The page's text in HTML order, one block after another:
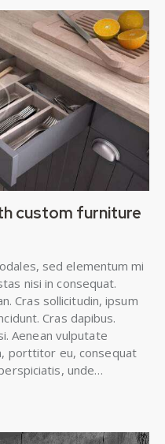
custom furniture
sed elementum mi
nisi in consequat.
Cras sollicitudin, ipsum
Cras dapibus.
Aenean vulputate
porttitor eu, consequat
unde…